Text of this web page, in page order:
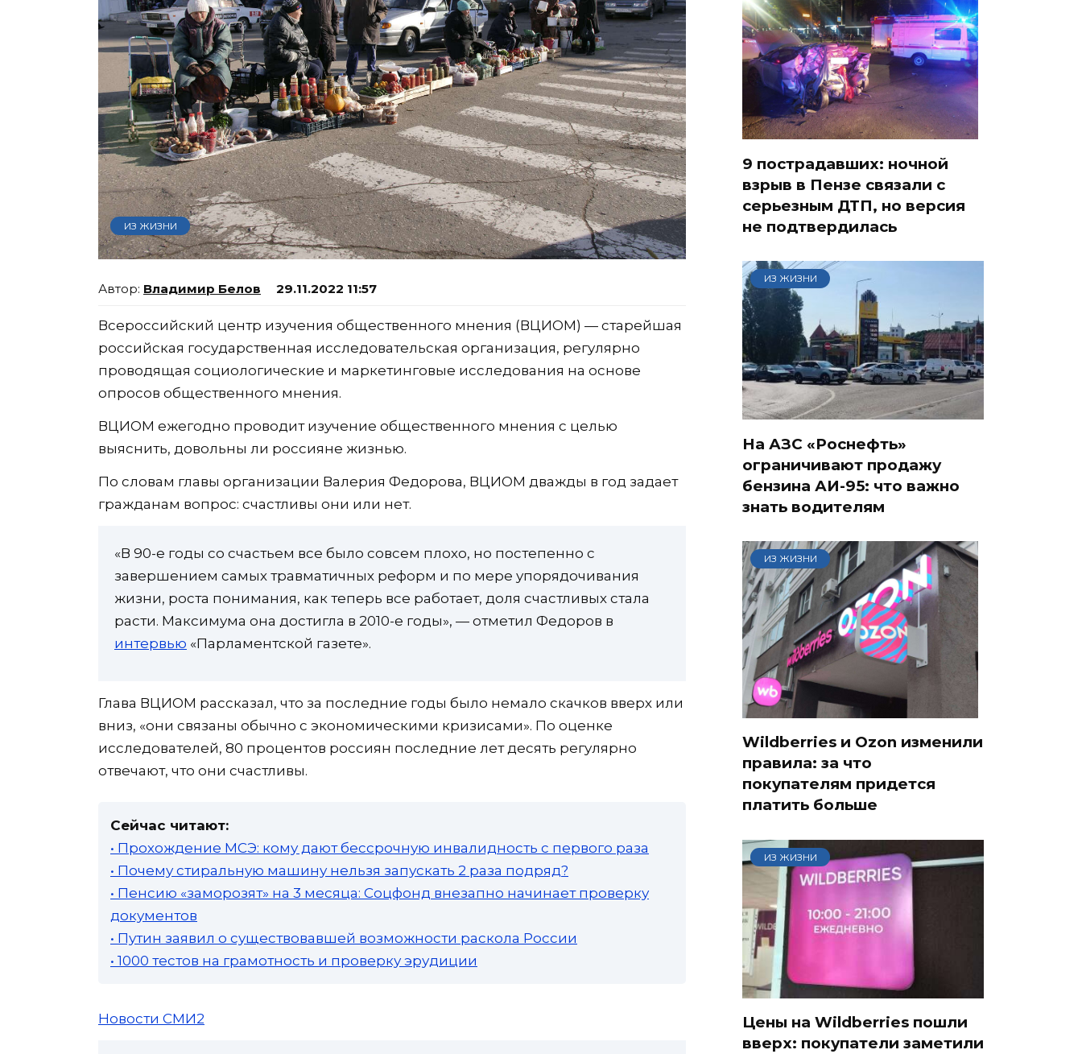
ИЗ ЖИЗНИ
Владимир Белов 29.11.2022 11:57
Всероссийский центр изучения общественного мнения (ВЦИОМ) — старейшая
российская государственная исследовательская организация, регулярно
проводящая социологические и маркетинговые исследования на основе
опросов общественного мнения.
ВЦИОМ ежегодно проводит изучение общественного мнения с целью
выяснить, довольны ли россияне жизнью.
По словам главы организации Валерия Федорова, ВЦИОМ дважды в год задает
гражданам вопрос: счастливы они или нет.
«В 90-е годы со счастьем все было совсем плохо, но постепенно с
завершением самых травматичных реформ и по мере упорядочивания
жизни, роста понимания, как теперь все работает, доля счастливых стала
расти. Максимума она достигла в 2010-е годы», — отметил Федоров в
интервью «Парламентской газете».
Глава ВЦИОМ рассказал, что за последние годы было немало скачков вверх или
вниз, «они связаны обычно с экономическими кризисами». По оценке
исследователей, 80 процентов россиян последние лет десять регулярно
отвечают, что они счастливы.
Сейчас читают:
• Прохождение МСЭ: кому дают бессрочную инвалидность с первого раза
• Почему стиральную машину нельзя запускать 2 раза подряд?
• Пенсию «заморозят» на 3 месяца: Соцфонд внезапно начинает проверку
документов
• Путин заявил о существовавшей возможности раскола России
• 1000 тестов на грамотность и проверку эрудиции
Новости СМИ2
9 пострадавших: ночной
взрыв в Пензе связали с
серьезным ДТП, но версия
не подтвердилась
ИЗ ЖИЗНИ
На АЗС «Роснефть»
ограничивают продажу
бензина АИ-95: что важно
знать водителям
ИЗ ЖИЗНИ
Wildberries и Ozon изменили
правила: за что
покупателям придется
платить больше
ИЗ ЖИЗНИ
Цены на Wildberries пошли
вверх: покупатели заметили